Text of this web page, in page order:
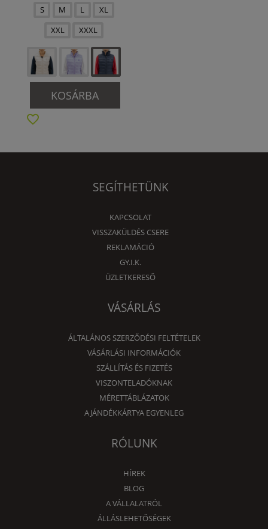
S
M L
XL
XXL
XXXL
KOSÁRBA
SEGÍTHETÜNK
KAPCSOLAT
VISSZAKÜLDÉS CSERE
REKLAMÁCIÓ
GY.I.K.
ÜZLETKERESŐ
VÁSÁRLÁS
ÁLTALÁNOS SZERZŐDÉSI FELTÉTELEK
VÁSÁRLÁSI INFORMÁCIÓK
SZÁLLÍTÁS ÉS FIZETÉS
VISZONTELADÓKNAK
MÉRETTÁBLÁZATOK
AJÁNDÉKKÁRTYA EGYENLEG
RÓLUNK
HÍREK
BLOG
A VÁLLALATRÓL
ÁLLÁSLEHETŐSÉGEK